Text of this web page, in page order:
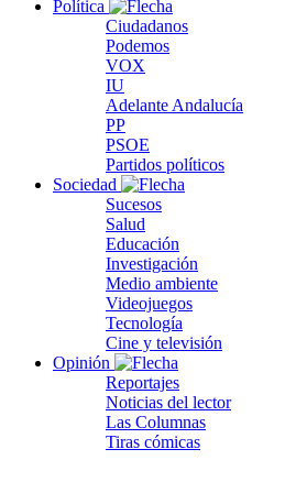
Política
Ciudadanos
Podemos
VOX
IU
Adelante Andalucía
PP
PSOE
Partidos políticos
Sociedad
Sucesos
Salud
Educación
Investigación
Medio ambiente
Videojuegos
Tecnología
Cine y televisión
Opinión
Reportajes
Noticias del lector
Las Columnas
Tiras cómicas